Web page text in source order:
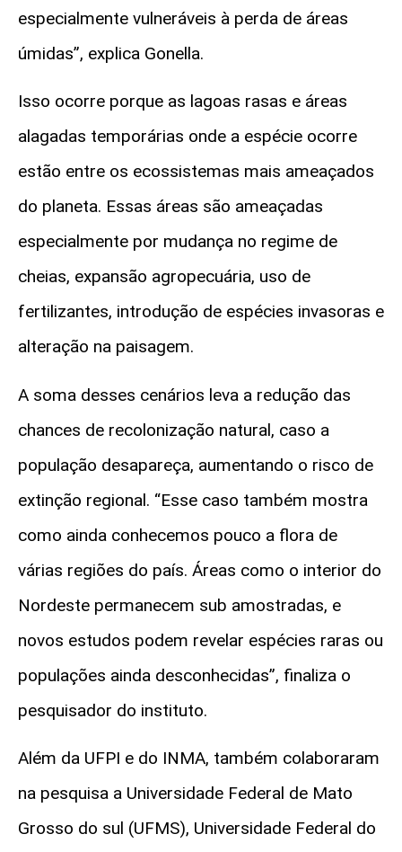
especialmente vulneráveis à perda de áreas
úmidas”, explica Gonella.
Isso ocorre porque as lagoas rasas e áreas
alagadas temporárias onde a espécie ocorre
estão entre os ecossistemas mais ameaçados
do planeta. Essas áreas são ameaçadas
especialmente por mudança no regime de
cheias, expansão agropecuária, uso de
fertilizantes, introdução de espécies invasoras e
alteração na paisagem.
A soma desses cenários leva a redução das
chances de recolonização natural, caso a
população desapareça, aumentando o risco de
extinção regional. “Esse caso também mostra
como ainda conhecemos pouco a flora de
várias regiões do país. Áreas como o interior do
Nordeste permanecem sub amostradas, e
novos estudos podem revelar espécies raras ou
populações ainda desconhecidas”, finaliza o
pesquisador do instituto.
Além da UFPI e do INMA, também colaboraram
na pesquisa a Universidade Federal de Mato
Grosso do sul (UFMS), Universidade Federal do